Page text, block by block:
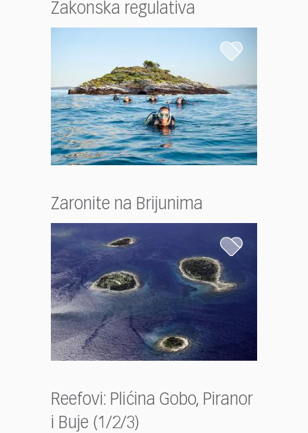
Zakonska regulativa
Zaronite na Brijunima
Reefovi: Plićina Gobo, Piranor
i Buje (1/2/3)